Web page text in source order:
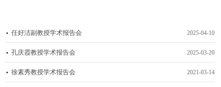
任好洁副教授学术报告会 2025-04-10
孔庆霞教授学术报告会 2025-03-20
徐素秀教授学术报告会 2021-03-14